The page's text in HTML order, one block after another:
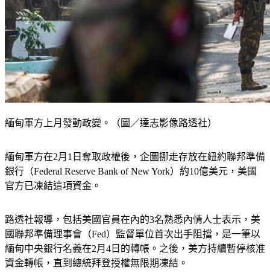
緬甸軍方上月發動政變。（圖／達志影像路透社）
緬甸軍方在2月1日奪取政權後，企圖挪走存放在紐約聯邦準備
銀行（Federal Reserve Bank of New York）約10億美元，美國
官方已凍結這項資金。
路透社報導，包括美國官員在內的3名熟悉內情人士表示，美
國聯邦準備理事會（Fed）監督單位首次出手阻擋，是一筆以
緬甸中央銀行名義在2月4日的轉帳。之後，美方持續暫停核准
資金轉帳，直到總統拜登授權無限期凍結。